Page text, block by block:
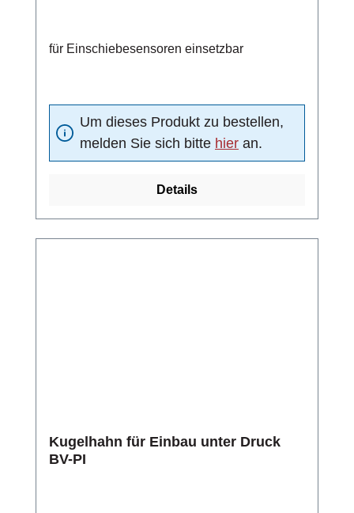
für Einschiebesensoren einsetzbar
Um dieses Produkt zu bestellen,
melden Sie sich bitte hier an.
Details
Kugelhahn für Einbau unter Druck
BV-PI